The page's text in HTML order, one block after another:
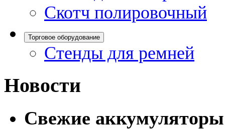
Скотч полировочный
Торговое оборудование
Стенды для ремней
Новости
Свежие